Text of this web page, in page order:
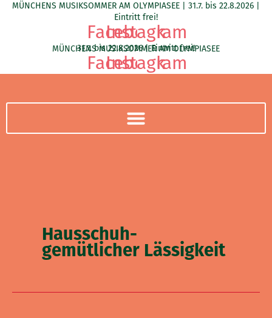
ZumMÜNCHENS MUSIKSOMMER AM OLYMPIASEE | 31.7. bis 22.8.2026 |
Eintritt frei!
Facebook
Instagram
MÜNCHENS MUSIKSOMMER AM OLYMPIASEE
31.7. bis 22.8.2026 | Eintritt frei!
Facebook
Instagram
Hausschuh-
gemütlicher Lässigkeit